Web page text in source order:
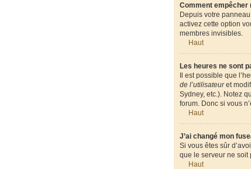
Comment empêcher
Depuis votre
activez cette option
membres invisibles.
Haut
Les heures ne sont
Il est possible que
de l’utilisateuret
Sydney, etc.). Notez
forum. Donc si vous
Haut
J’ai changé mon
Si vous êtes sûr
que le serveur ne soit
Haut